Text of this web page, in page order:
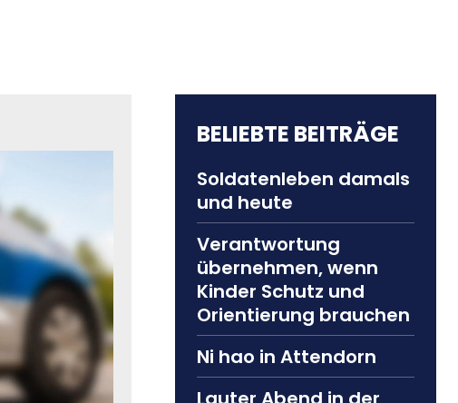
BELIEBTE BEITRÄGE
Soldatenleben damals
und heute
Verantwortung
übernehmen, wenn
Kinder Schutz und
Orientierung brauchen
Ni hao in Attendorn